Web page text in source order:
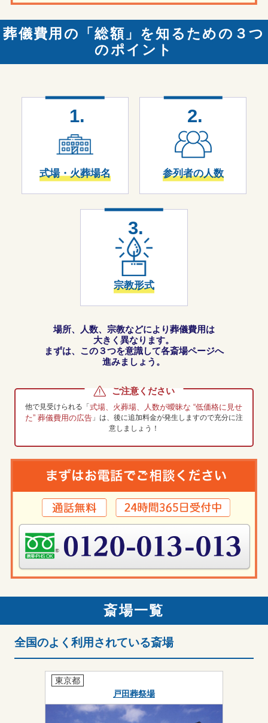
葬儀費用の「総額」を知るための３つ
のポイント
1.
式場・火葬場名
2.
参列者の人数
3.
宗教形式
場所、人数、宗教などにより葬儀費用は
大きく異なります。
まずは、この３つを意識して各斎場ページへ
進みましょう。
ご注意ください
他で見受けられる「式場、火葬場、人数が曖昧な “低価格に見せ
た” 葬儀費用の広告」は、 後に追加料金が発生しますので充分に注
意しましょう！
斎場一覧
全国のよく利用されている斎場
東京都
戸田葬祭場